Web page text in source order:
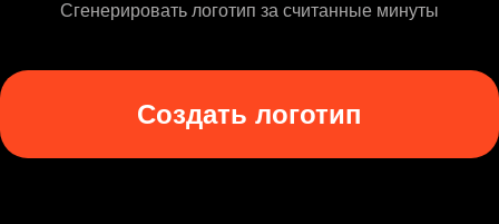
Сгенерировать логотип за считанные минуты
Создать логотип